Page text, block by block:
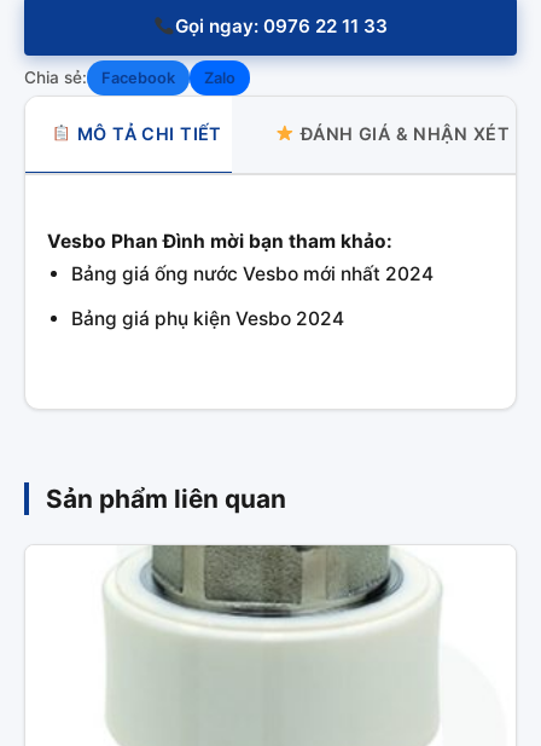
Gọi ngay: 0976 22 11 33
Chia sẻ: Facebook Zalo
MÔ TẢ CHI TIẾT ĐÁNH GIÁ & NHẬN XÉT
Vesbo Phan Đình mời bạn tham khảo:
Bảng giá ống nước Vesbo mới nhất 2024
Bảng giá phụ kiện Vesbo 2024
Sản phẩm liên quan